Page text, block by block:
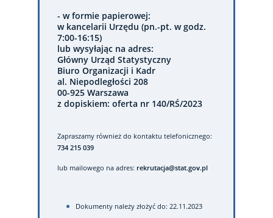
- w formie papierowej:
w kancelarii Urzędu (pn.-pt. w godz.
7:00-16:15)
lub wysyłając na adres:
Główny Urząd Statystyczny
Biuro Organizacji i Kadr
al. Niepodległości 208
00-925 Warszawa
z dopiskiem: oferta nr 140/RŚ/2023
Zapraszamy również do kontaktu telefonicznego:
734 215 039
lub mailowego na adres: rekrutacja@stat.gov.pl
Dokumenty należy złożyć do: 22.11.2023